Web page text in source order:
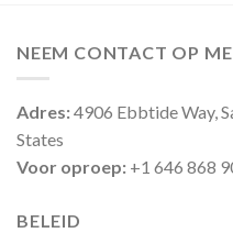
NEEM CONTACT OP
Adres:4906 Ebbtide Way,
States
Voor oproep: +1 646 868
BELEID